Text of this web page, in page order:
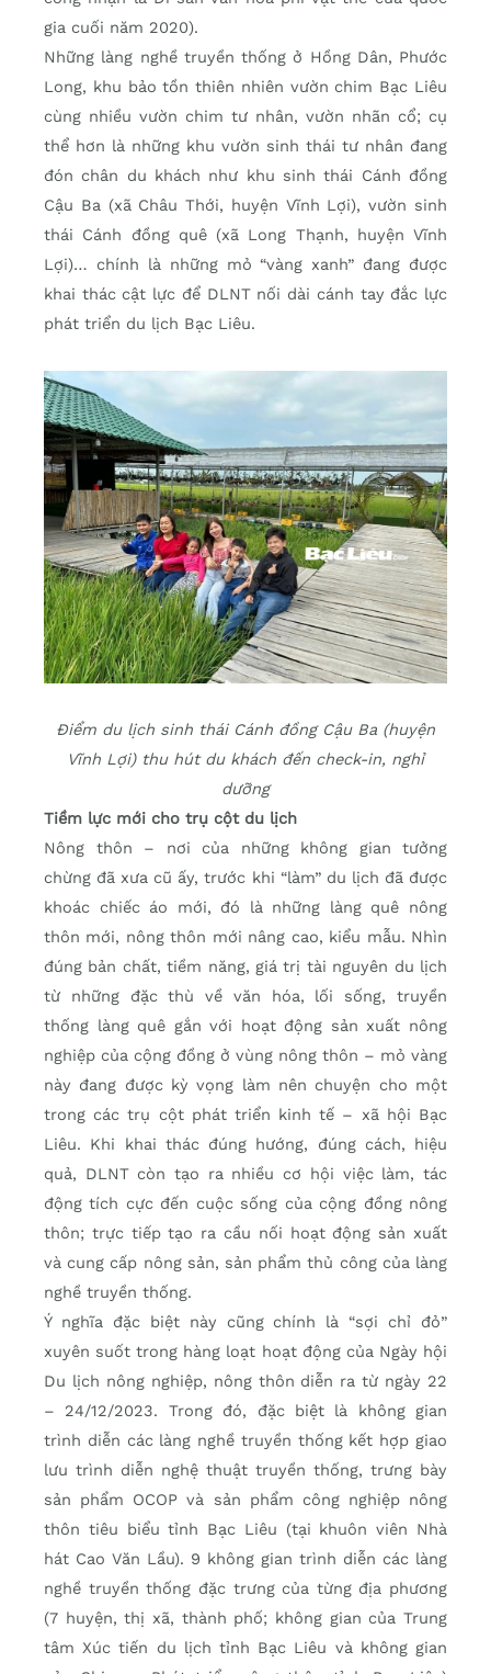
gia cuối năm 2020).
Những làng nghề truyền thống ở Hồng Dân, Phước
Long, khu bảo tồn thiên nhiên vườn chim Bạc Liêu
cùng nhiều vườn chim tư nhân, vườn nhãn cổ; cụ
thể hơn là những khu vườn sinh thái tư nhân đang
đón chân du khách như khu sinh thái Cánh đồng
Cậu Ba (xã Châu Thới, huyện Vĩnh Lợi), vườn sinh
thái Cánh đồng quê (xã Long Thạnh, huyện Vĩnh
Lợi)… chính là những mỏ “vàng xanh” đang được
khai thác cật lực để DLNT nối dài cánh tay đắc lực
phát triển du lịch Bạc Liêu.
Điểm du lịch sinh thái Cánh đồng Cậu Ba (huyện
Vĩnh Lợi) thu hút du khách đến check-in, nghỉ
dưỡng
Tiềm lực mới cho trụ cột du lịch
Nông thôn – nơi của những không gian tưởng
chừng đã xưa cũ ấy, trước khi “làm” du lịch đã được
khoác chiếc áo mới, đó là những làng quê nông
thôn mới, nông thôn mới nâng cao, kiểu mẫu. Nhìn
đúng bản chất, tiềm năng, giá trị tài nguyên du lịch
từ những đặc thù về văn hóa, lối sống, truyền
thống làng quê gắn với hoạt động sản xuất nông
nghiệp của cộng đồng ở vùng nông thôn – mỏ vàng
này đang được kỳ vọng làm nên chuyện cho một
trong các trụ cột phát triển kinh tế – xã hội Bạc
Liêu. Khi khai thác đúng hướng, đúng cách, hiệu
quả, DLNT còn tạo ra nhiều cơ hội việc làm, tác
động tích cực đến cuộc sống của cộng đồng nông
thôn; trực tiếp tạo ra cầu nối hoạt động sản xuất
và cung cấp nông sản, sản phẩm thủ công của làng
nghề truyền thống.
Ý nghĩa đặc biệt này cũng chính là “sợi chỉ đỏ”
xuyên suốt trong hàng loạt hoạt động của Ngày hội
Du lịch nông nghiệp, nông thôn diễn ra từ ngày 22
– 24/12/2023. Trong đó, đặc biệt là không gian
trình diễn các làng nghề truyền thống kết hợp giao
lưu trình diễn nghệ thuật truyền thống, trưng bày
sản phẩm OCOP và sản phẩm công nghiệp nông
thôn tiêu biểu tỉnh Bạc Liêu (tại khuôn viên Nhà
hát Cao Văn Lầu). 9 không gian trình diễn các làng
nghề truyền thống đặc trưng của từng địa phương
(7 huyện, thị xã, thành phố; không gian của Trung
tâm Xúc tiến du lịch tỉnh Bạc Liêu và không gian